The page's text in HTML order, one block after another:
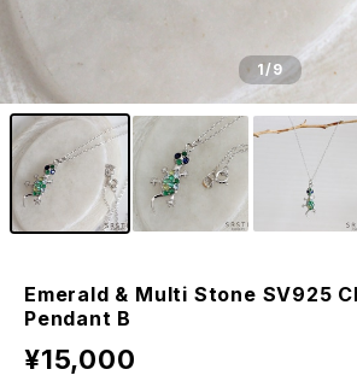
1/9
Emerald & Multi Stone SV925
Pendant B
¥15,000